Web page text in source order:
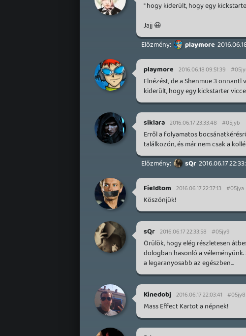
" hogy kiderült, hogy egy
Jajj 😃
playmore
playmore 2016.06.18 09:51:39
Elnézést, de a Shenmue 3
kiderült, hogy egy kickstarter
siklara 2016.06.17 23:33:48 #05jyb
Erről a folyamatos
találkozón, és már nem csak a
sQr 2016.06.17
Fieldtom 2016.06.17 22:37:13 #05jya
Köszönjük!
sQr 2016.06.17 22:33:58 #05jy9
Örülök, hogy elég részletesen
dologban hasonló a
a legaranyosabb az egészben...
Kinedobj 2016.06.17 22:03:41 #05jy8
Mass Effect Kartot a népnek!